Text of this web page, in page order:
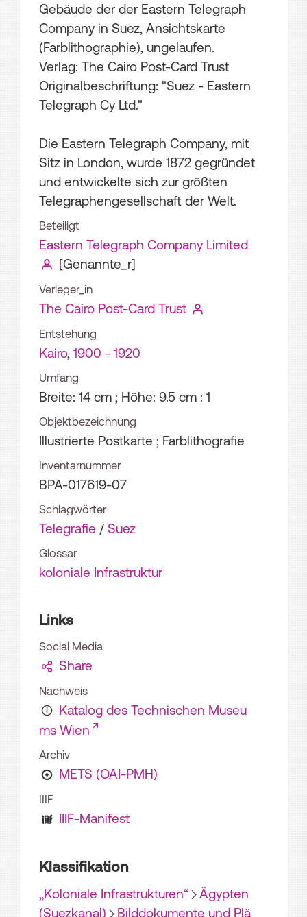
Gebäude der der Eastern Telegraph
Company in Suez, Ansichtskarte
(Farblithographie), ungelaufen.
Verlag: The Cairo Post-Card Trust
Originalbeschriftung: "Suez - Eastern
Telegraph Cy Ltd."
Die Eastern Telegraph Company, mit
Sitz in London, wurde 1872 gegründet
und entwickelte sich zur größten
Telegraphengesellschaft der Welt.
Beteiligt
Eastern Telegraph Company Limited
[Genannte_r]
Verleger_in
The Cairo Post-Card Trust
Entstehung
Kairo, 1900 - 1920
Umfang
Breite: 14 cm ; Höhe: 9.5 cm : 1
Objektbezeichnung
Illustrierte Postkarte ; Farblithografie
Inventarnummer
BPA-017619-07
Schlagwörter
Telegrafie / Suez
Glossar
koloniale Infrastruktur
Links
Social Media
Share
Nachweis
Katalog des Technischen Museu
ms Wien
Archiv
METS (OAI-PMH)
IIIF
IIIF-Manifest
Klassifikation
„Koloniale Infrastrukturen“
Ägypten
(Suezkanal)
Bilddokumente und Plä